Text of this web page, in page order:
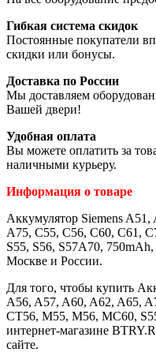
Гибкая система скидок
Постоянные покупатели
скидки или бонусы.
Доставка по России
Мы доставляем
Вашей двери!
Удобная оплата
Вы можете оплатить за
наличными курьеру.
Информация о товаре
Аккумулятор Siemens
A75, C55, C56, C60, C61,
S55, S56, S57A70,
Москве и России.
Для того, чтобы купить
A56, A57, A60, A62, A65,
CT56, M55, M56, MC60,
интернет-магазине
сайте.